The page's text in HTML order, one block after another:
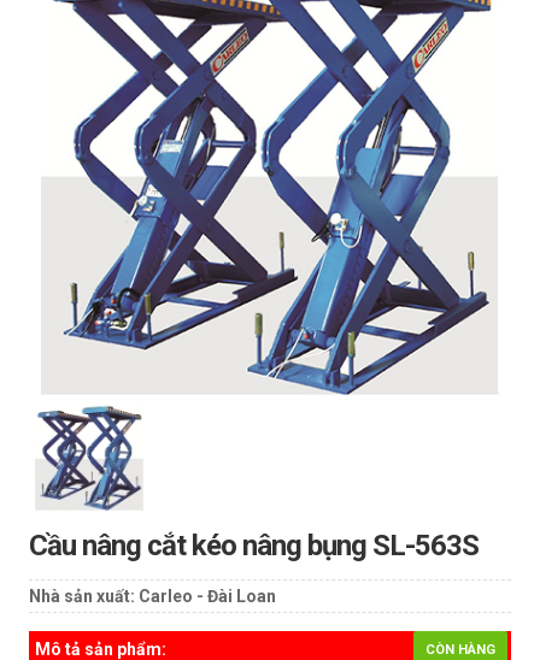
Cầu nâng cắt kéo nâng bụng SL-563S
Nhà sản xuất: Carleo - Đài Loan
CÒN HÀNG
Mô tả sản phẩm: